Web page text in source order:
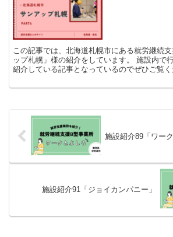
この記事では、北海道札幌市にある就労継続
ップ札幌」様の紹介をしています。 施設内で
紹介している記事となっているのでぜひご覧く
施設紹介89「ワー
施設紹介91「ジョイカンパニー」